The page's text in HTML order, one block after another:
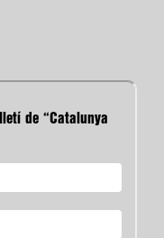
de “Catalunya